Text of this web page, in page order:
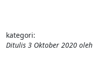
kategori:
Ditulis 3 Oktober 2020 oleh